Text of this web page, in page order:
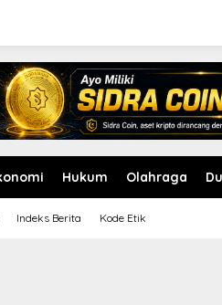
Hukum Olahraga
Indeks Berita Kode Etik